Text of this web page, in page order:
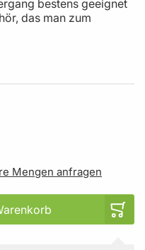
bestens geeignet
das man zum
Mengen anfragen